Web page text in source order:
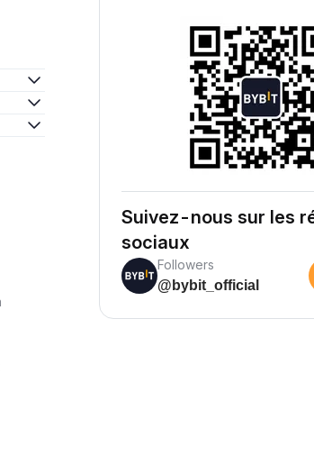
Suivez-nous sur les
sociaux
Followers
@bybit_official